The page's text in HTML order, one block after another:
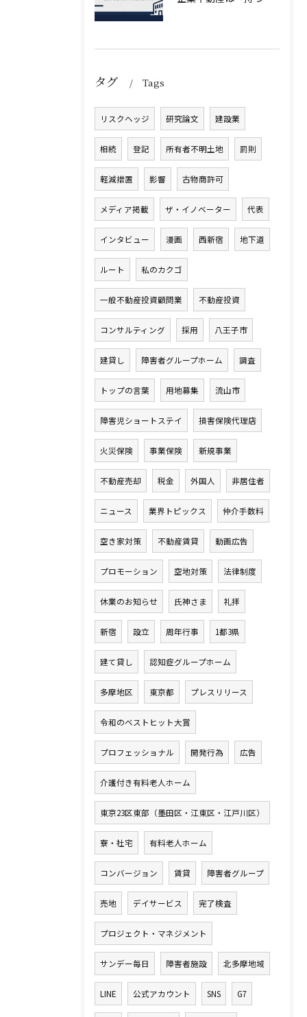
タグ Tags
リスクヘッジ 研究論文 建設業
相続 登記 所有者不明土地 罰則
軽減措置 影響 古物商許可
メディア掲載 ザ・イノベーター 代表
インタビュー 漫画 西新宿 地下道
ルート 私のカクゴ
一般不動産投資顧問業 不動産投資
コンサルティング 採用 八王子市
建貸し 障害者グループホーム 調査
トップの言葉 用地募集 流山市
障害児ショートステイ 損害保険代理店
火災保険 事業保険 新規事業
不動産売却 税金 外国人 非居住者
ニュース 業界トピックス 仲介手数料
空き家対策 不動産賃貸 動画広告
プロモーション 空地対策 法律制度
休業のお知らせ 氏神さま 礼拝
新宿 設立 周年行事 1都3県
建て貸し 認知症グループホーム
多摩地区 東京都 プレスリリース
令和のベストヒット大賞
プロフェッショナル 開発行為 広告
介護付き有料老人ホーム
東京23区東部（墨田区・江東区・江戸川区）
寮・社宅 有料老人ホーム
コンバージョン 賃貸 障害者グループ
売地 デイサービス 完了検査
プロジェクト・マネジメント
サンデー毎日 障害者施設 北多摩地域
LINE 公式アカウント SNS G7